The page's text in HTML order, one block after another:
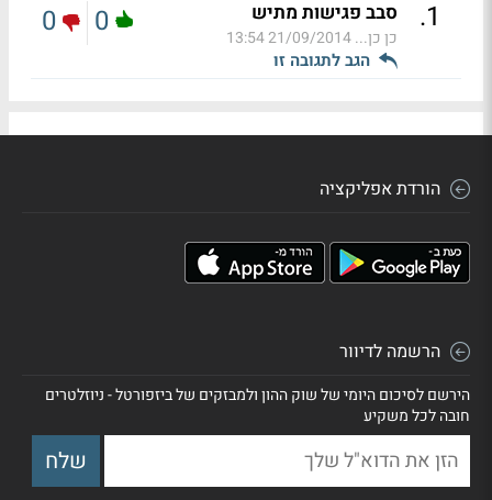
1
. סבב פגישות מתיש
כן כן...21/09/2014 13:54
הגב לתגובה זו
0
0
הורדת אפליקציה
הרשמה לדיוור
הירשם לסיכום היומי של שוק ההון ולמבזקים של ביזפורטל - ניוזלטרים
חובה לכל משקיע